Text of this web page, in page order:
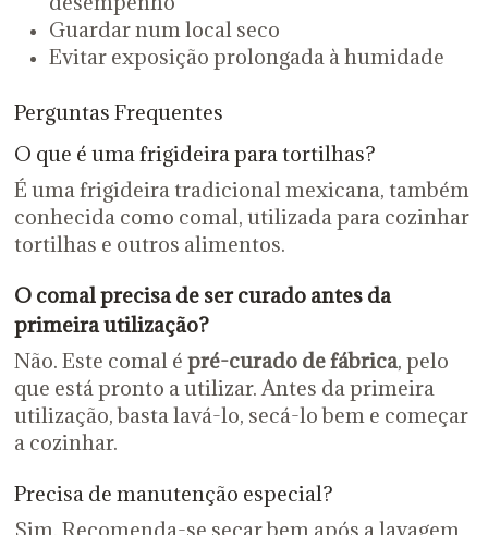
Guardar num local seco
Evitar exposição prolongada à humidade
Perguntas Frequentes
O que é uma frigideira para tortilhas?
É uma frigideira tradicional mexicana, também
conhecida como comal, utilizada para cozinhar
tortilhas e outros alimentos.
O comal precisa de ser curado antes da
primeira utilização?
Não. Este comal é pré-curado de fábrica, pelo
que está pronto a utilizar. Antes da primeira
utilização, basta lavá-lo, secá-lo bem e começar
a cozinhar.
Precisa de manutenção especial?